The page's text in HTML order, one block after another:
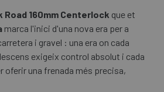
Road 160mm Centerlock que et
marca l'inici d'una nova era per a
i gravel : una era on cada
exigeix control absolut i cada
oferir una frenada més precisa,